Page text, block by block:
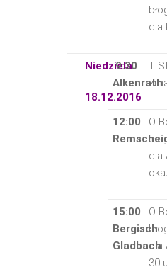
dla
Niedziela
18.12.2016
9:30
Alkenrath
†
12:00
O
dla
15:00
Bergisch
Gladbach
O
dla
30